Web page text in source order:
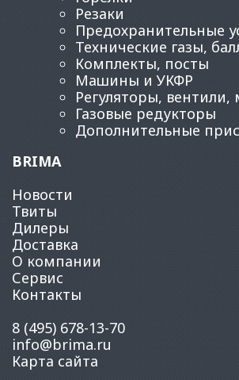
Резаки
Предохранительные
Технические газы,
Комплекты, посты
Машины и УКФР
Регуляторы,
Газовые редукторы
Дополнительные
BRIMA
Новости
Твиты
Дилеры
Доставка
О компании
Сервис
Контакты
8 (495) 678-13-70
info@brima.ru
Карта сайта